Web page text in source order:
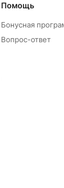
Помощь
Бонусная
Вопрос-ответ